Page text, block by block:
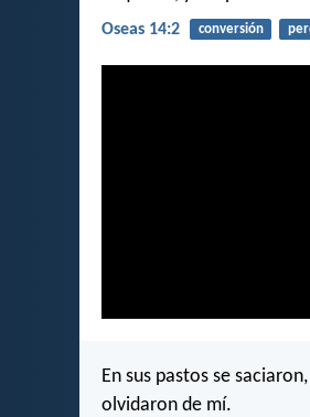
Oseas 14:2 conversión
En sus pastos se
olvidaron de mí.